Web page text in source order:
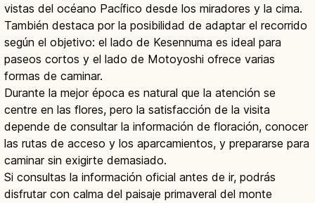
vistas del océano Pacífico desde los miradores y la cima.
También destaca por la posibilidad de adaptar el recorrido
según el objetivo: el lado de Kesennuma es ideal para
paseos cortos y el lado de Motoyoshi ofrece varias
formas de caminar.
Durante la mejor época es natural que la atención se
centre en las flores, pero la satisfacción de la visita
depende de consultar la información de floración, conocer
las rutas de acceso y los aparcamientos, y prepararse para
caminar sin exigirte demasiado.
Si consultas la información oficial antes de ir, podrás
disfrutar con calma del paisaje primaveral del monte